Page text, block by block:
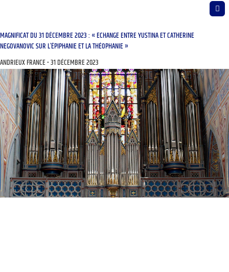
MAGNIFICAT DU 31 DÉCEMBRE 2023 : « ECHANGE ENTRE YUSTINA ET CATHERINE
NEGOVANOVIC SUR L’ÉPIPHANIE ET LA THÉOPHANIE »
ANDRIEUX FRANCE 31 DÉCEMBRE 2023